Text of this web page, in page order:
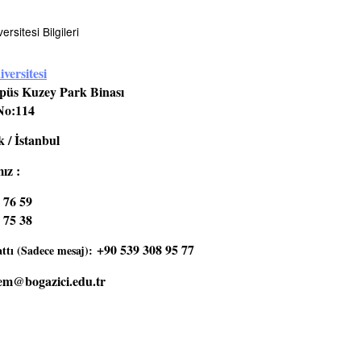
Bilgileri
Kuzey Park Binası
/ İstanbul
:
59
38
(Sadece mesaj): +90 539 308 95 77